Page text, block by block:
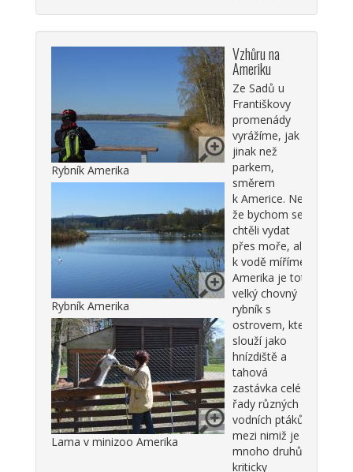
Rybník Amerika
Rybník Amerika
Lama v minizoo Amerika
Vzhůru na
Ameriku
Ze Sadů u
Františkovy
promenády
vyrážíme, jak
jinak než
parkem,
směrem
k Americe. Ne
že bychom se
chtěli vydat
přes moře, ale
k vodě míříme.
Amerika je totiž
velký chovný
rybník s
ostrovem, který
slouží jako
hnízdiště a
tahová
zastávka celé
řady různých
vodních ptáků,
mezi nimiž je
mnoho druhů
kriticky